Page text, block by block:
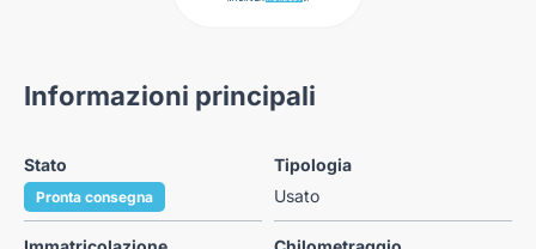
Informazioni principali
Stato
Pronta consegna
Tipologia
Usato